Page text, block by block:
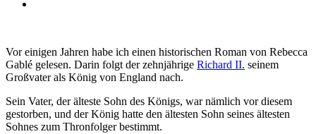
Vor einigen Jahren habe ich einen historischen Roman von Rebecca
Gablé gelesen. Darin folgt der zehnjährige Richard II. seinem
Großvater als König von England nach.
Sein Vater, der älteste Sohn des Königs, war nämlich vor diesem
gestorben, und der König hatte den ältesten Sohn seines ältesten
Sohnes zum Thronfolger bestimmt.